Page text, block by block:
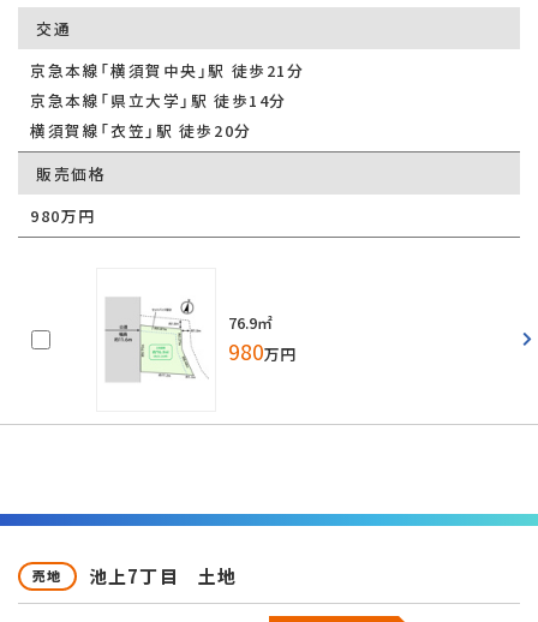
交通
京急本線「横須賀中央」駅 徒歩21分
京急本線「県立大学」駅 徒歩14分
横須賀線「衣笠」駅 徒歩20分
販売価格
980万円
76.9㎡
980万円
売地 池上7丁目 土地